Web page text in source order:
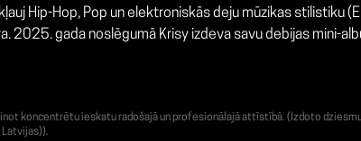
Hip-Hop, Pop un elektroniskās deju mūzikas stilistiku
2025. gada noslēgumā Krisy izdeva savu debijas mini-
koncentrētu ieskatu radošajā un profesionālajā attīstībā. (Izdoto
Latvijas)).